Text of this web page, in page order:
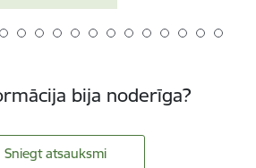
bija noderīga?
Sniegt atsauksmi